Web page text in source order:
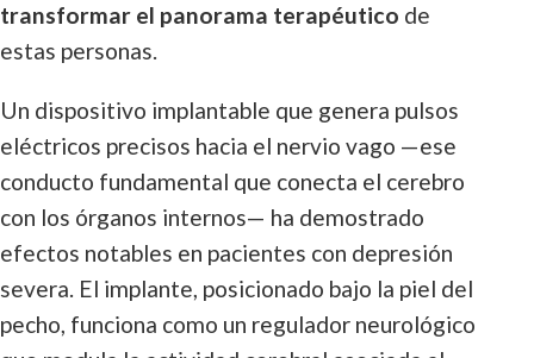
transformar el panorama terapéutico de
estas personas.
Un dispositivo implantable que genera pulsos
eléctricos precisos hacia el nervio vago —ese
conducto fundamental que conecta el cerebro
con los órganos internos— ha demostrado
efectos notables en pacientes con depresión
severa. El implante, posicionado bajo la piel del
pecho, funciona como un regulador neurológico